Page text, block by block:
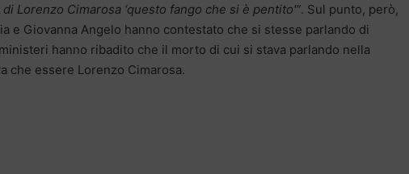
Lorenzo Cimarosa ‘questo fango che si è pentito'”. Sul punto, però,
e Giovanna Angelo hanno contestato che si stesse parlando di
hanno ribadito che il morto di cui si stava parlando nella
che essere Lorenzo Cimarosa.